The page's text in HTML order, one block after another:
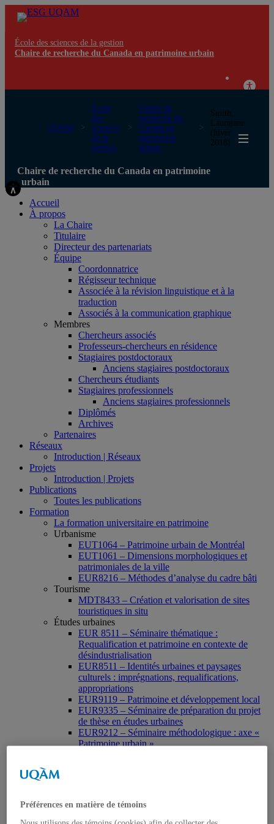
École des sciences de la gestion
Chaire de recherche du Canada en patrimoine urbain
UQAM
École
des
sciences
de la
gestion
Chaire de
recherche du
Canada en
patrimoine
urbain
Smith,
Laurajane
(hiver
2018)
Chaire de recherche du Canada en patrimoine
urbain
Accueil
À propos
La Chaire
Titulaire
Directeur des partenariats
Équipe
Coordonnatrice
Régisseur technique
Associée à la révision linguistique et à la
traduction
Associés à la communication graphique
Membres
Chercheurs associés
Professeurs-chercheurs en résidence
Stagiaires postdoctoraux
Anciens stagiaires postdoctoraux
Chercheurs étudiants
Stagiaires professionnels
Anciens stagiaires professionnels
Diplômés
Archives
Partenaires
Réseaux
Introduction | Réseaux
Projets
Introduction | Projets
Publications
Toutes les publications
Formation
La formation universitaire en patrimoine
Urbanisme
EUT1064 – Patrimoine urbain de Montréal
EUT1061 – Dimensions morphologiques et
patrimoniales de la ville
EUR8216 – Méthodes d’analyse du cadre bâti
Tourisme
MDT8433 – Création et valorisation de sites
touristiques in situ
Études urbaines
EUR 8511 – Séminaire thématique :
Requalification et patrimoine en contexte de
désindustrialisation
EUR8511 – Identités urbaines et paysages
culturels : imprégnations, requalifications,
appropriations
EUR9119 – Patrimoine et développement local
EUR9335 – Séminaire de préparation du projet
de thèse en études urbaines
EUR9212 – Séminaire méthodologique : axe «
Patrimoine urbain »
Muséologie, médiation et patrimoine
HAR2644 – Animation, communications,
gestion en patrimoine
Préférences en matière de témoins